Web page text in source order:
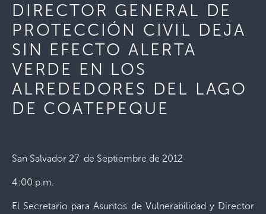
DIRECTOR GENERAL DE
PROTECCIÓN CIVIL DEJA
SIN EFECTO ALERTA
VERDE EN LOS
ALREDEDORES DEL LAGO
DE COATEPEQUE
San Salvador 27 de Septiembre de 2012
4:00 p.m.
El Secretario para Asuntos de Vulnerabilidad y Director